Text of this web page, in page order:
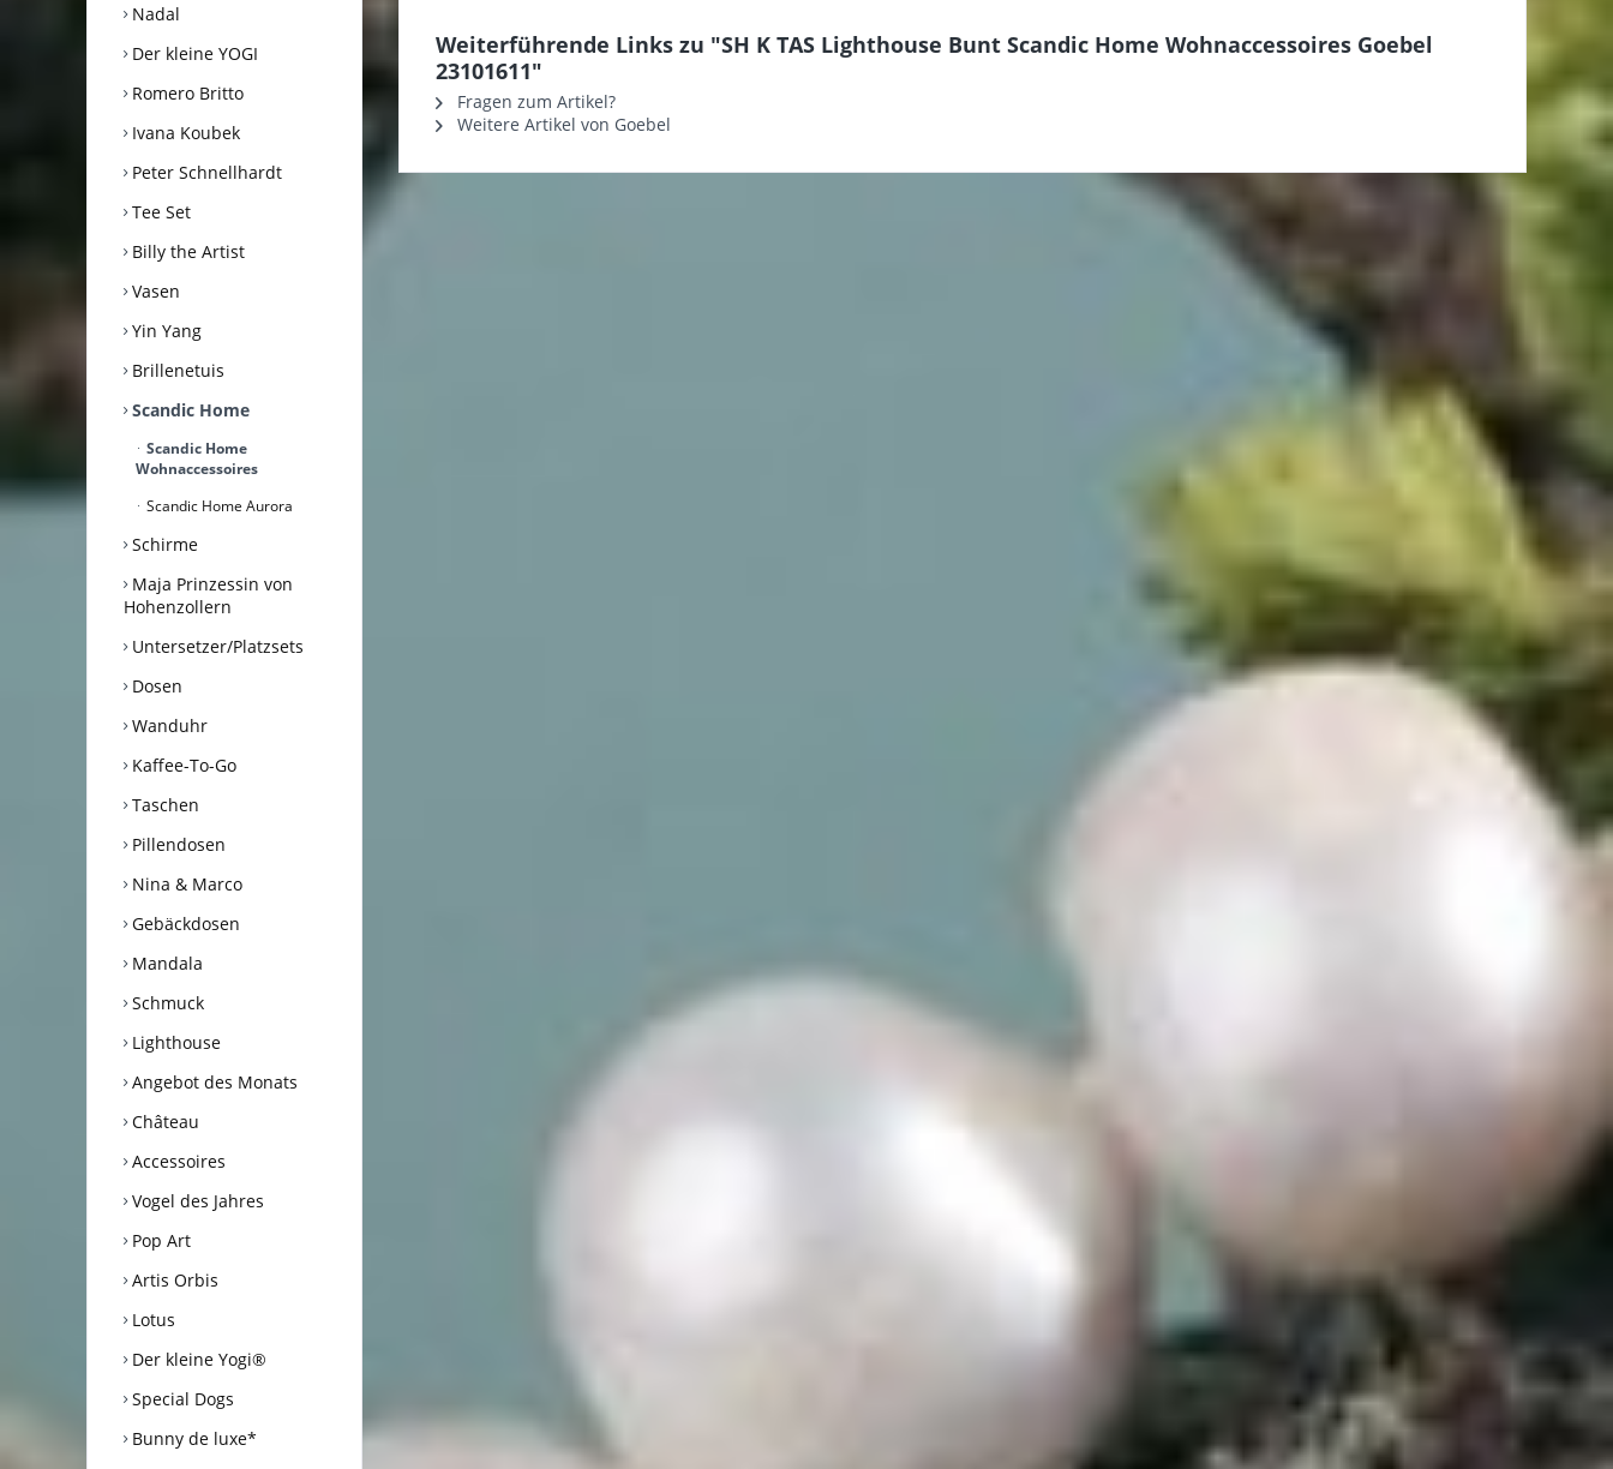
Nadal
Der kleine YOGI
Romero Britto
Ivana Koubek
Peter Schnellhardt
Tee Set
Billy the Artist
Vasen
Yin Yang
Brillenetuis
Scandic Home
Scandic Home
Wohnaccessoires
Scandic Home Aurora
Schirme
Maja Prinzessin von
Hohenzollern
Untersetzer/Platzsets
Dosen
Wanduhr
Kaffee-To-Go
Taschen
Pillendosen
Nina & Marco
Gebäckdosen
Mandala
Schmuck
Lighthouse
Angebot des Monats
Château
Accessoires
Vogel des Jahres
Pop Art
Artis Orbis
Lotus
Der kleine Yogi®
Special Dogs
Bunny de luxe*
Weiterführende Links zu "SH K TAS Lighthouse Bunt Scandic Home Wohnaccessoires Goebel
23101611"
Fragen zum Artikel?
Weitere Artikel von Goebel